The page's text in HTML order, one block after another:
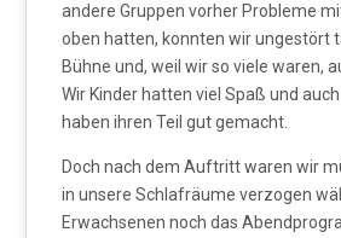
andere Gruppen vorher Probleme
oben hatten, konnten wir ungestört
Bühne und, weil wir so viele waren,
Wir Kinder hatten viel Spaß und
haben ihren Teil gut gemacht.
Doch nach dem Auftritt waren wir
in unsere Schlafräume verzogen
Erwachsenen noch das